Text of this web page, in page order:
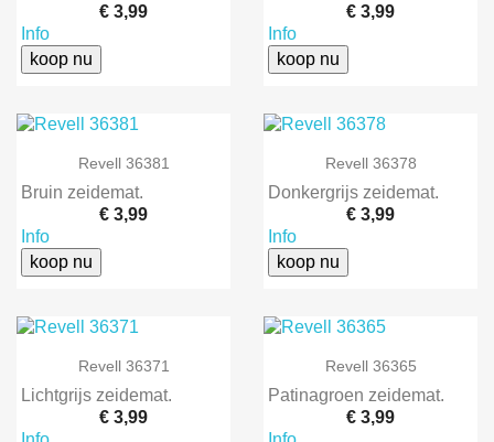
€ 3,99
Info
koop nu
€ 3,99
Info
koop nu
Revell 36381
Bruin zeidemat.
€ 3,99
Info
koop nu
Revell 36378
Donkergrijs zeidemat.
€ 3,99
Info
koop nu
Revell 36371
Lichtgrijs zeidemat.
€ 3,99
Revell 36365
Patinagroen zeidemat.
€ 3,99